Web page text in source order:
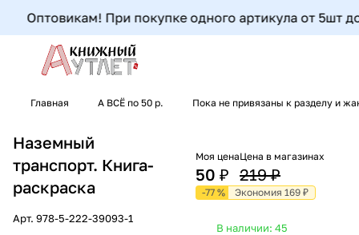
Оптовикам! При покупке одного артикула от 5шт
Главная А ВСЁ по 50 р. Пока не привязаны к разделу и
Наземный
транспорт. Книга-
раскраска
Арт. 978-5-222-39093-1
Моя цена
50 ₽
Цена в магазинах
219 ₽
-77 % Экономия 169 ₽
В наличии: 45